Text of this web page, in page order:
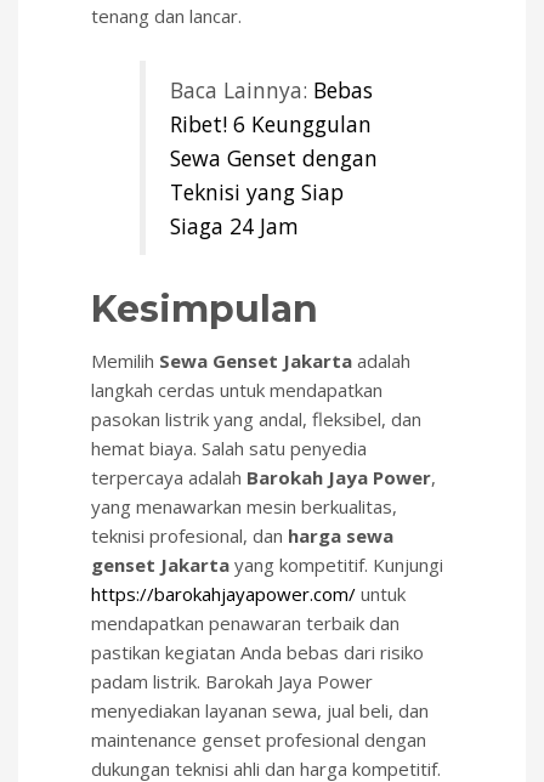
tenang dan lancar.
Baca Lainnya: Bebas
Ribet! 6 Keunggulan
Sewa Genset dengan
Teknisi yang Siap
Siaga 24 Jam
Kesimpulan
Memilih Sewa Genset Jakarta adalah
langkah cerdas untuk mendapatkan
pasokan listrik yang andal, fleksibel, dan
hemat biaya. Salah satu penyedia
terpercaya adalah Barokah Jaya Power,
yang menawarkan mesin berkualitas,
teknisi profesional, dan harga sewa
genset Jakarta yang kompetitif. Kunjungi
https://barokahjayapower.com/ untuk
mendapatkan penawaran terbaik dan
pastikan kegiatan Anda bebas dari risiko
padam listrik. Barokah Jaya Power
menyediakan layanan sewa, jual beli, dan
maintenance genset profesional dengan
dukungan teknisi ahli dan harga kompetitif.